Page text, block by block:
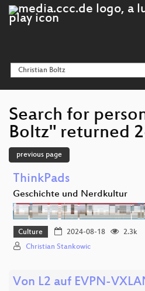
Search for
Boltz" returned
previous page
ThinkPads
Geschichte und Nerdkultur
Culture 2024-08-18
2.3k
Christian Stankowic
Von L2 auf EVPN-